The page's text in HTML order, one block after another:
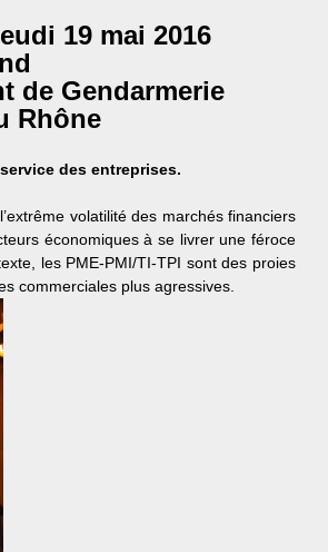
19 mai 2016
de Gendarmerie
Rhône
des entreprises.
volatilité des marchés financiers
économiques à se livrer une féroce
les PME-PMI/TI-TPI sont des proies
commerciales plus agressives.